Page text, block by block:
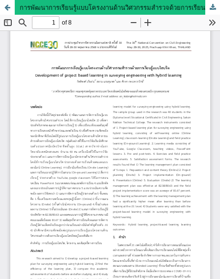
การพัฒนาการเรียนรู้แบบโครงงานด้านวิศวกรรมสำรวจด้วยการเรียนรู้แบบไฮบริด